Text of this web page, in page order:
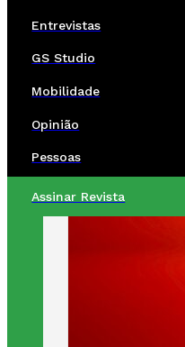
Entrevistas
GS Studio
Mobilidade
Opinião
Pessoas
Assinar Revista